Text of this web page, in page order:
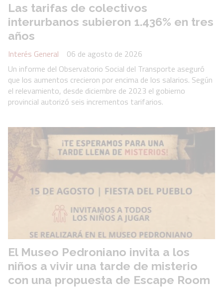
Las tarifas de colectivos
interurbanos subieron 1.436% en tres
años
Interés General
06 de agosto de 2026
Un informe del Observatorio Social del Transporte aseguró
que los aumentos crecieron por encima de los salarios. Según
el relevamiento, desde diciembre de 2023 el gobierno
provincial autorizó seis incrementos tarifarios.
El Museo Pedroniano invita a los
niños a vivir una tarde de misterio
con una propuesta de Escape Room